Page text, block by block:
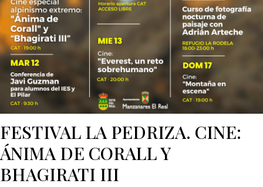
FESTIVAL LA PEDRIZA. CINE:
ÁNIMA DE CORALL Y
BHAGIRATI III